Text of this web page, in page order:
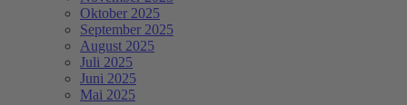
Oktober 2025
September 2025
August 2025
Juli 2025
Juni 2025
Mai 2025